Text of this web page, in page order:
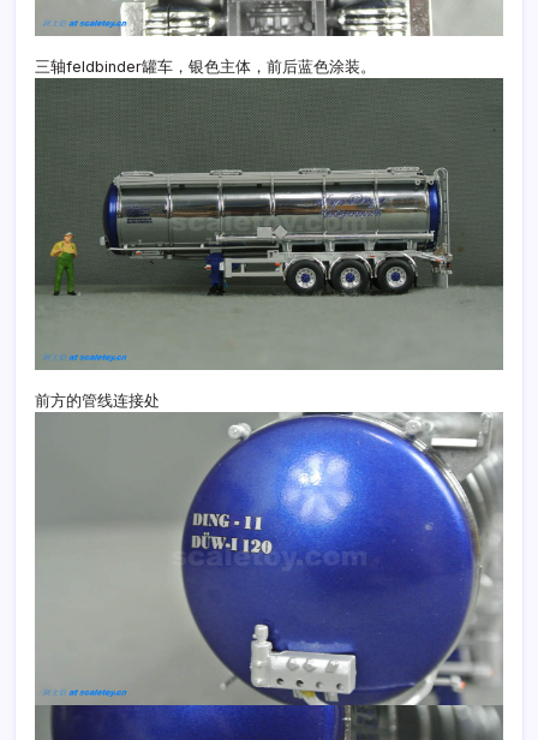
三轴feldbinder罐车，银色主体，前后蓝色涂装。
前方的管线连接处